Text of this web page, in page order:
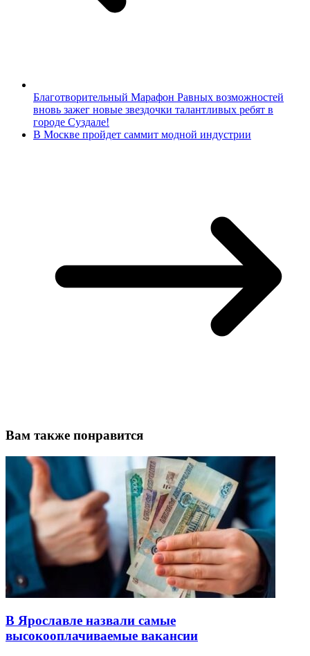
Благотворительный Марафон Равных возможностей
вновь зажег новые звездочки талантливых ребят в
городе Суздале!
В Москве пройдет саммит модной индустрии
Вам также понравится
В Ярославле назвали самые
высокооплачиваемые вакансии